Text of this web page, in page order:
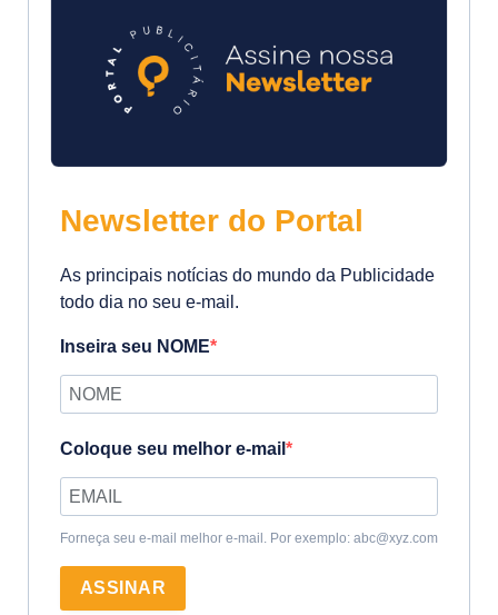
Newsletter do Portal
As principais notícias do mundo da Publicidade
todo dia no seu e-mail.
Inseira seu NOME
Coloque seu melhor e-mail
Forneça seu e-mail melhor e-mail. Por exemplo: abc@xyz.com
ASSINAR